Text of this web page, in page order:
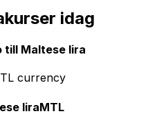
idag
till Maltese lira
currency
liraMTL